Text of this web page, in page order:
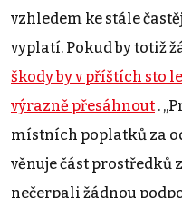
vzhledem ke stále
vyplatí. Pokud by totiž
škody by v příštích sto
výrazně přesáhnout .
místních poplatků za
věnuje část prostředků
nečerpali žádnou